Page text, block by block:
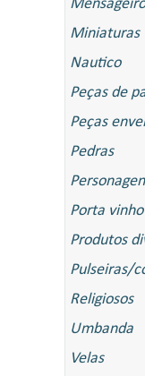
Miniaturas
Nautico
Peças de
Peças
Pedras
Porta
Produtos
Pulseiras/
Religiosos
Umbanda
Velas